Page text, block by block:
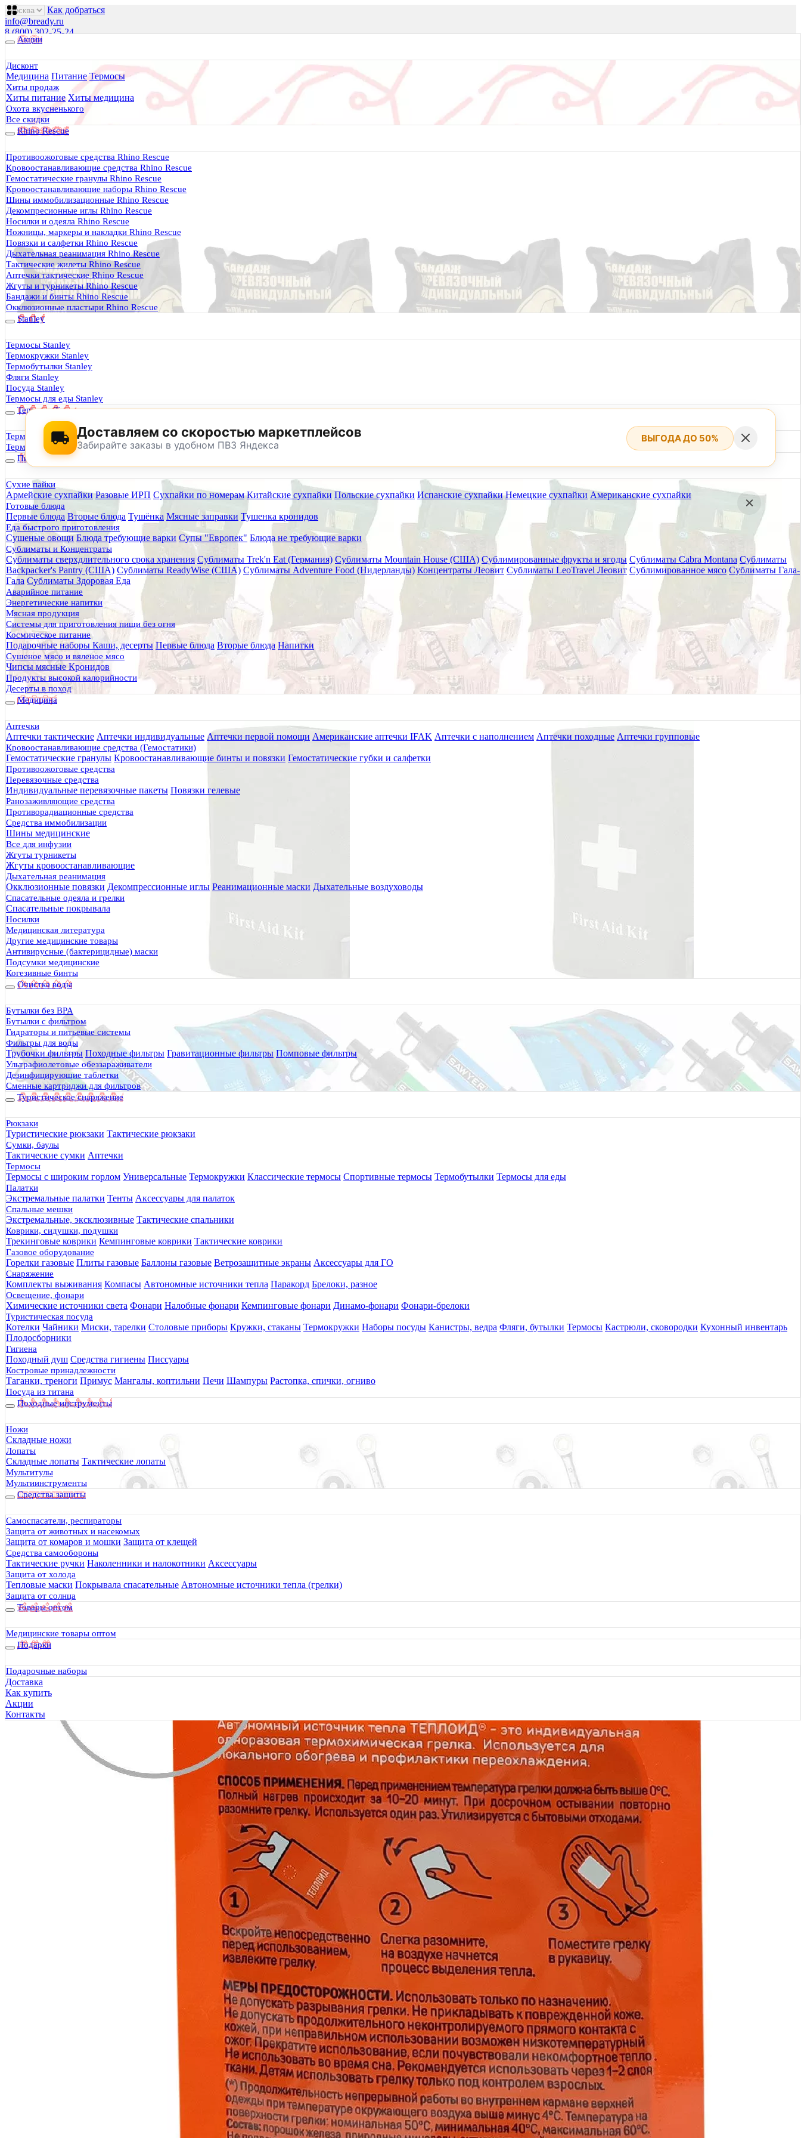
Как добраться
info@bready.ru
8 (800) 302-25-24
Пн 0900- 18
Будь Готов
Магазин походного снаряжения
все для туризма, охоты, рыбалки
Каталог
Акции
Дисконт
Медицина Питание Термосы
Хиты продаж
Хиты питание Хиты медицина
Охота вкусненького
Все скидки
Rhino Rescue
Противоожоговые средства Rhino Rescue
Кровоостанавливающие средства Rhino Rescue
Гемостатические гранулы Rhino Rescue
Кровоостанавливающие наборы Rhino Rescue
Шины иммобилизационные Rhino Rescue
Декомпресионные иглы Rhino Rescue
Носилки и одеяла Rhino Rescue
Ножницы, маркеры и накладки Rhino Rescue
Повязки и салфетки Rhino Rescue
Дыхательная реанимация Rhino Rescue
Тактические жилеты Rhino Rescue
Аптечки тактические Rhino Rescue
Жгуты и турникеты Rhino Rescue
Бандажи и бинты Rhino Rescue
Окклюзионные пластыри Rhino Rescue
Stanley
Термосы Stanley
Термокружки Stanley
Термобутылки Stanley
Фляги Stanley
Посуда Stanley
Термосы для еды Stanley
Термосы Tyeso
Термокружки Tyeso
Термобутылки Tyeso
Питание
Сухие пайки
Армейские сухпайки Разовые ИРП Сухпайки по номерам Китайские сухпайки Польские сухпайки Испанские сухпайки Немецкие сухпайки Американские сухпайки
Готовые блюда
Первые блюда Вторые блюда Тушёнка Мясные заправки Тушенка кронидов
Еда быстрого приготовления
Сушеные овощи Блюда требующие варки Супы "Европек" Блюда не требующие варки
Сублиматы и Концентраты
Сублиматы сверхдлительного срока хранения Сублиматы Trek'n Eat (Германия) Сублиматы Mountain House (США) Сублимированные фрукты и ягоды Сублиматы Cabra Montana Сублиматы
Backpacker's Pantry (США) Сублиматы ReadyWise (США) Сублиматы Adventure Food (Нидерланды) Концентраты Леовит Сублиматы LeoTravel Леовит Сублимированное мясо Сублиматы Гала-
Гала Сублиматы Здоровая Еда
Аварийное питание
Энергетические напитки
Мясная продукция
Системы для приготовления пищи без огня
Космическое питание
Подарочные наборы Каши, десерты Первые блюда Вторые блюда Напитки
Сушеное мясо и вяленое мясо
Чипсы мясные Кронидов
Продукты высокой калорийности
Десерты в поход
Медицина
Аптечки
Аптечки тактические Аптечки индивидуальные Аптечки первой помощи Американские аптечки IFAK Аптечки с наполнением Аптечки походные Аптечки групповые
Кровоостанавливающие средства (Гемостатики)
Гемостатические гранулы Кровоостанавливающие бинты и повязки Гемостатические губки и салфетки
Противоожоговые средства
Перевязочные средства
Индивидуальные перевязочные пакеты Повязки гелевые
Ранозаживляющие средства
Противорадиационные средства
Средства иммобилизации
Шины медицинские
Все для инфузии
Жгуты турникеты
Жгуты кровоостанавливающие
Дыхательная реанимация
Окклюзионные повязки Декомпрессионные иглы Реанимационные маски Дыхательные воздуховоды
Спасательные одеяла и грелки
Спасательные покрывала
Носилки
Медицинская литература
Другие медицинские товары
Антивирусные (бактерицидные) маски
Подсумки медицинские
Когезивные бинты
Очистка воды
Бутылки без BPA
Бутылки с фильтром
Гидраторы и питьевые системы
Фильтры для воды
Трубочки фильтры Походные фильтры Гравитационные фильтры Помповые фильтры
Ультрафиолетовые обеззараживатели
Дезинфицирующие таблетки
Сменные картриджи для фильтров
Туристическое снаряжение
Рюкзаки
Туристические рюкзаки Тактические рюкзаки
Сумки, баулы
Тактические сумки Аптечки
Термосы
Термосы с широким горлом Универсальные Термокружки Классические термосы Спортивные термосы Термобутылки Термосы для еды
Палатки
Экстремальные палатки Тенты Аксессуары для палаток
Спальные мешки
Экстремальные, эксклюзивные Тактические спальники
Коврики, сидушки, подушки
Трекинговые коврики Кемпинговые коврики Тактические коврики
Газовое оборудование
Горелки газовые Плиты газовые Баллоны газовые Ветрозащитные экраны Аксессуары для ГО
Снаряжение
Комплекты выживания Компасы Автономные источники тепла Паракорд Брелоки, разное
Освещение, фонари
Химические источники света Фонари Налобные фонари Кемпинговые фонари Динамо-фонари Фонари-брелоки
Туристическая посуда
Котелки Чайники Миски, тарелки Столовые приборы Кружки, стаканы Термокружки Наборы посуды Канистры, ведра Фляги, бутылки Термосы Кастрюли, сковородки Кухонный инвентарь
Плодосборники
Гигиена
Походный душ Средства гигиены Писсуары
Костровые принадлежности
Таганки, треноги Примус Мангалы, коптильни Печи Шампуры Растопка, спички, огниво
Посуда из титана
Походные инструменты
Ножи
Складные ножи
Лопаты
Складные лопаты Тактические лопаты
Мультитулы
Мультиинструменты
Средства защиты
Самоспасатели, респираторы
Защита от животных и насекомых
Защита от комаров и мошки Защита от клещей
Средства самообороны
Тактические ручки Наколенники и налокотники Аксессуары
Защита от холода
Тепловые маски Покрывала спасательные Автономные источники тепла (грелки)
Защита от солнца
Товары оптом
Медицинские товары оптом
Подарки
Подарочные наборы
Доставка
Как купить
Акции
Контакты
0 руб.
0
0
Тактическая медицина
Еда в дорогу
Термосы Stanley
Фильтры для воды
Оплата и доставка
Гарантия и возврат
Оптовикам
Контакты
Будь Готов.
0
8 (495) 782-73-32
Доставляем со скоростью маркетплейсов
Забирайте заказы в удобном ПВЗ Яндекса
ВЫГОДА ДО 50%
По техническим причинам магазин не будет работать на самовывоз в субботу 8 и 15 августа.
Заранее корректируйте дату и время посещения магазина.
Главная
Каталог товаров
Туристическое снаряжение
Снаряжение
Автономные источники тепла
Автономный источник тепла Теплоид (3 часа)
Автономный источник тепла Теплоид (3 часа)